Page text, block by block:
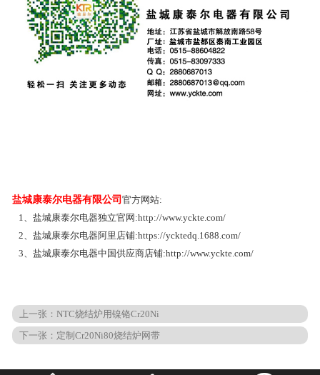
盐城康泰尔电器有限公司 官方网站:
1、盐城康泰尔电器独立官网:http://www.yckte.com/
2、盐城康泰尔电器阿里店铺:https://ycktedq.1688.com/
3、盐城康泰尔电器中国供应商店铺:http://www.yckte.com/
上一张： NTC烧结炉用镍铬Cr20Ni
下一张： 定制Cr20Ni80烧结炉网带